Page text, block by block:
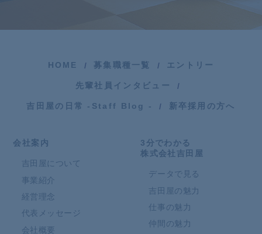
HOME 募集職種一覧 エントリー
先輩社員インタビュー
吉田屋の日常 -Staff Blog - 新卒採用の方へ
会社案内
吉田屋について
事業紹介
経営理念
代表メッセージ
会社概要
3分でわかる
株式会社吉田屋
データで見る
吉田屋の魅力
仕事の魅力
仲間の魅力